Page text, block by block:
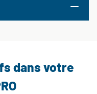
dans votre